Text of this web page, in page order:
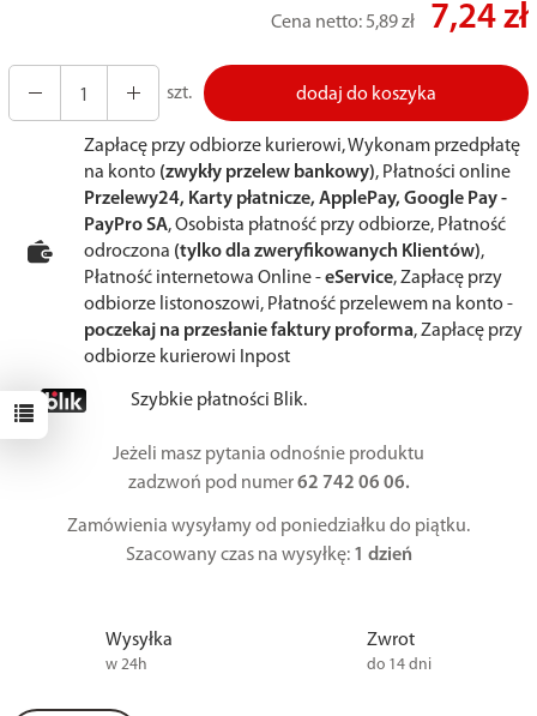
Cena netto: 5,89 zł 7,24 zł
szt. dodaj do koszyka
Zapłacę przy odbiorze kurierowi, Wykonam przedpłatę
na konto (zwykły przelew bankowy), Płatności online
Przelewy24, Karty płatnicze, ApplePay, Google Pay -
PayPro SA, Osobista płatność przy odbiorze, Płatność
odroczona (tylko dla zweryfikowanych Klientów),
Płatność internetowa Online -eService, Zapłacę przy
odbiorze listonoszowi, Płatność przelewem na konto -
poczekaj na przesłanie faktury proforma, Zapłacę przy
odbiorze kurierowi Inpost
Szybkie płatności Blik.
Jeżeli masz pytania odnośnie produktu
zadzwoń pod numer62 742 06 06.
Zamówienia wysyłamy od poniedziałku do piątku.
Szacowany czas na wysyłkę: 1 dzień
Wysyłka
w 24h
Zwrot
do 14 dni